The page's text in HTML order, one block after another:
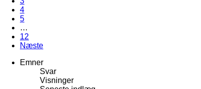
4
5
…
12
Næste
Emner
Svar
Visninger